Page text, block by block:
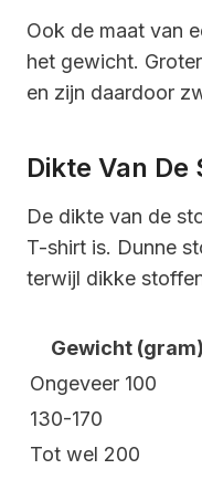
Ook de maat van
het gewicht.
en zijn daardoor
Dikte Van De
De dikte van de
T-shirt is. Dunne
terwijl dikke
Gewicht (gram)
Ongeveer 100
130-170
Tot wel 200